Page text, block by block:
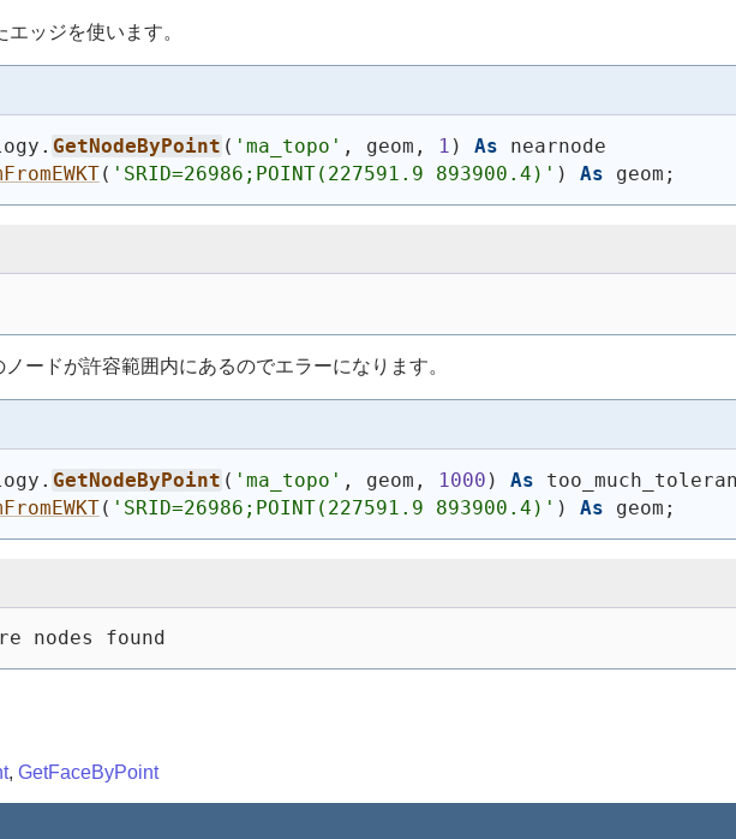
エッジを使います。
GetNodeByPoint ( 'ma_topo' , geom, 1 ) As nearnode
( 'SRID=26986;POINT(227591.9 893900.4)' ) As geom;
ードが許容範囲内にあるのでエラーになります。
GetNodeByPoint ( 'ma_topo' , geom, 1000 ) As
( 'SRID=26986;POINT(227591.9 893900.4)' ) As geom;
nodes found
, GetFaceByPoint